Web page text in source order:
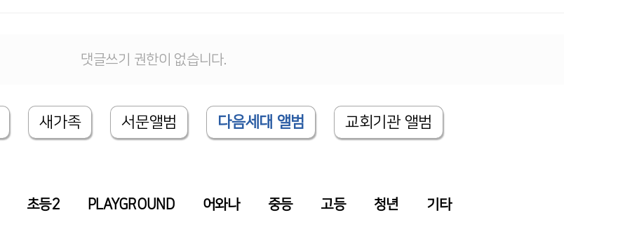
댓글쓰기 권한이 없습니다.
새가족 서문앨범 다음세대 앨범 교회기관 앨범
초등2 PLAYGROUND 어와나 중등 고등 청년 기타